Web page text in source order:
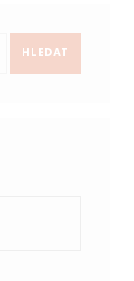
HLEDAT